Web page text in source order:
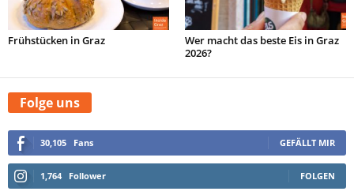
Frühstücken in Graz
Wer macht das beste Eis in Graz
2026?
Folge uns
30,105 Fans GEFÄLLT MIR
1,764 Follower FOLGEN